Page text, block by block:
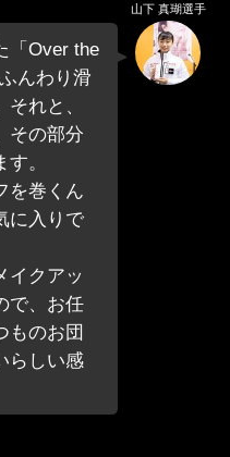
「Over the
んわり滑
れと、
その部分
。
を巻くん
に入りで
イクアッ
で、お任
ものお団
らしい感
山下 真瑚選手